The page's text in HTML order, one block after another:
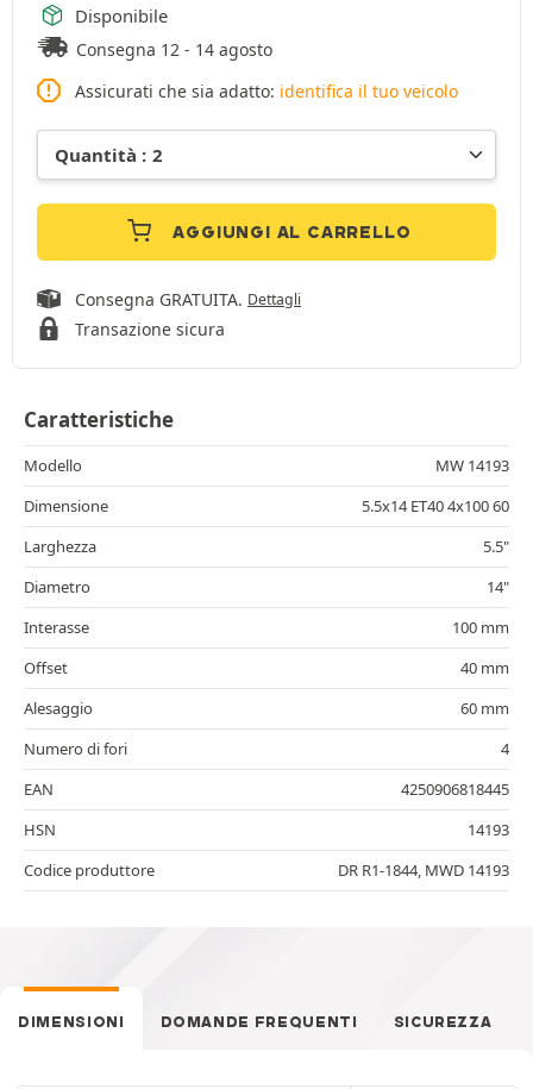
Disponibile
Consegna 12 - 14 agosto
Assicurati che sia adatto: identifica il tuo veicolo
AGGIUNGI AL CARRELLO
Consegna GRATUITA. Dettagli
Transazione sicura
Caratteristiche
Modello
MW 14193
Dimensione
5.5x14 ET40 4x100 60
Larghezza
5.5"
Diametro
14"
Interasse
100 mm
Offset
40 mm
Alesaggio
60 mm
Numero di fori
4
EAN
4250906818445
HSN
14193
Codice produttore
DR R1-1844, MWD 14193
DIMENSIONI DOMANDE FREQUENTI SICUREZZA